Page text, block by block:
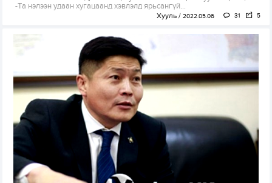
-Та нэлээн удаан хугацаанд хэвлэлд ярьсангүй...
Хууль 2022.05.06 31 5